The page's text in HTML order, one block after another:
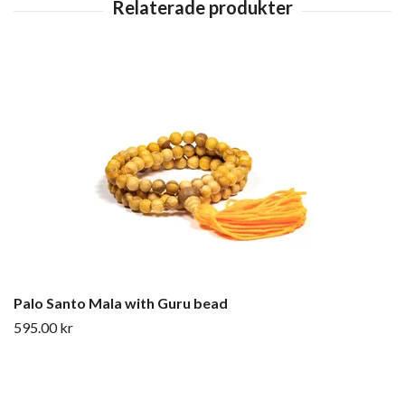
Palo Santo Mala with Guru bead
595.00 kr